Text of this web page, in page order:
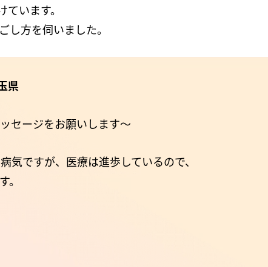
います。
し方を伺いました。
県
セージをお願いします～
気ですが、医療は進歩しているので、
。